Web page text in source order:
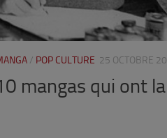
/ POP CULTURE 25 OCTOBRE
mangas qui ont